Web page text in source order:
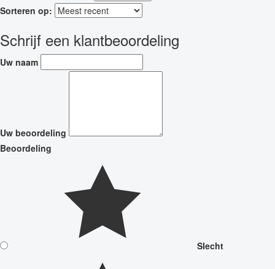
Sorteren op:
Schrijf een klantbeoordeling
Uw naam
Uw beoordeling
Beoordeling
Slecht